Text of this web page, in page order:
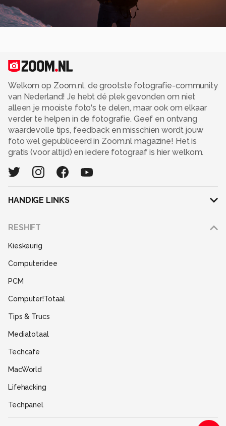
Welkom op Zoom.nl, de grootste fotografie-community
van Nederland! Je hebt dé plek gevonden om niet
alleen je mooiste foto's te delen, maar ook om elkaar
verder te helpen in de fotografie. Geef en ontvang
waardevolle tips, feedback en misschien wordt jouw
foto wel gepubliceerd in Zoom.nl magazine! Het is
gratis (voor altijd) en iedere fotograaf is hier welkom.
HANDIGE LINKS
RESHIFT
Kieskeurig
Computeridee
PCM
Computer!Totaal
Tips & Trucs
Mediatotaal
Techcafe
MacWorld
Lifehacking
Techpanel